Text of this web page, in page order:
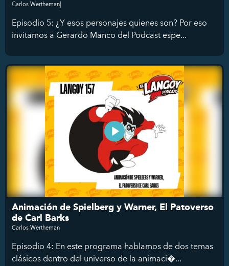
Carlos Wertheman|
Episodio 5: ¿Y esos personajes quienes son? Por eso
invitamos a Gerardo Manco del Podcast espe...
Animación de Spielberg y Warner, El Patoverso
de Carl Barks
Carlos Wertheman
Episodio 4: En este programa hablamos de dos temas
clásicos dentro del universo de la animaci�...